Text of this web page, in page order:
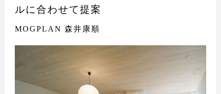
ルに合わせて提案
MOGPLAN 森井康順